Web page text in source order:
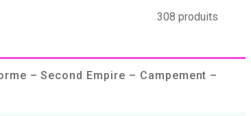
308 produits
– Second Empire – Campement –